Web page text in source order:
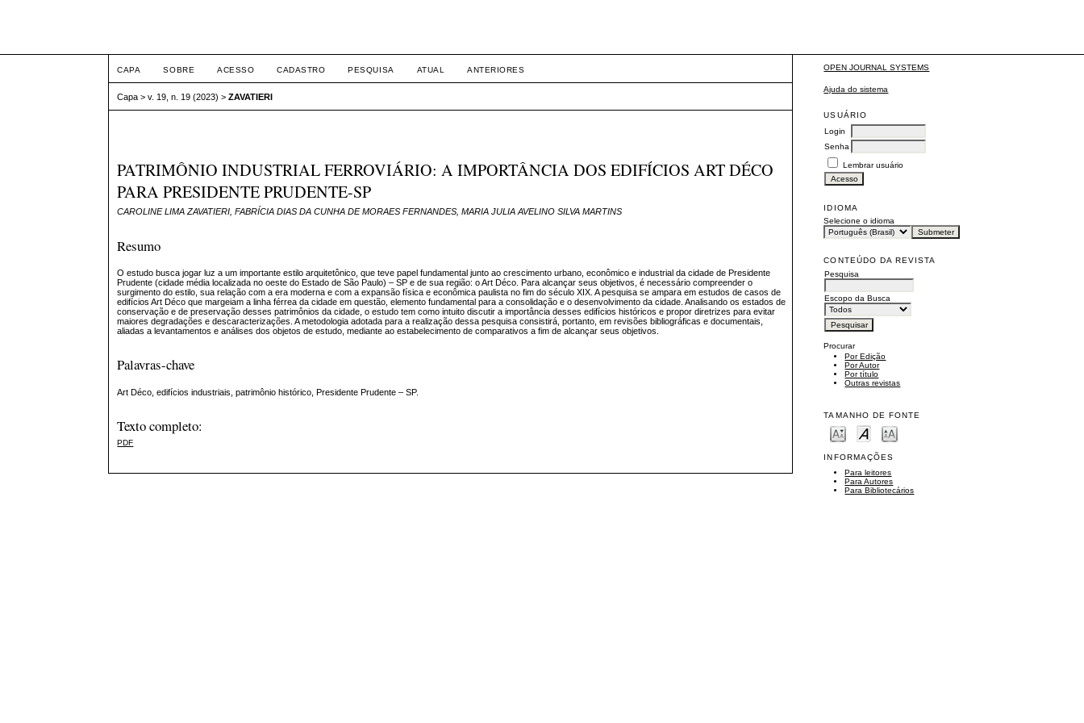
OPEN JOURNAL SYSTEMS
Ajuda do sistema
USUÁRIO
Login
Senha
Lembrar usuário
IDIOMA
Selecione o idioma
CONTEÚDO DA REVISTA
Pesquisa
Escopo da Busca
Procurar
Por Edição
Por Autor
Por título
Outras revistas
TAMANHO DE FONTE
INFORMAÇÕES
Para leitores
Para Autores
Para Bibliotecários
CAPA SOBRE ACESSO CADASTRO PESQUISA ATUAL ANTERIORES
Capa >v. 19, n. 19 (2023) >ZAVATIERI
PATRIMÔNIO INDUSTRIAL FERROVIÁRIO: A IMPORTÂNCIA DOS EDIFÍCIOS ART DÉCO
PARA PRESIDENTE PRUDENTE-SP
CAROLINE LIMA ZAVATIERI, FABRÍCIA DIAS DA CUNHA DE MORAES FERNANDES, MARIA JULIA AVELINO SILVA MARTINS
Resumo
O estudo busca jogar luz a um importante estilo arquitetônico, que teve papel fundamental junto ao crescimento urbano, econômico e industrial da cidade de Presidente
Prudente (cidade média localizada no oeste do Estado de São Paulo) – SP e de sua região: o Art Déco. Para alcançar seus objetivos, é necessário compreender o
surgimento do estilo, sua relação com a era moderna e com a expansão física e econômica paulista no fim do século XIX. A pesquisa se ampara em estudos de casos de
edifícios Art Déco que margeiam a linha férrea da cidade em questão, elemento fundamental para a consolidação e o desenvolvimento da cidade. Analisando os estados de
conservação e de preservação desses patrimônios da cidade, o estudo tem como intuito discutir a importância desses edifícios históricos e propor diretrizes para evitar
maiores degradações e descaracterizações. A metodologia adotada para a realização dessa pesquisa consistirá, portanto, em revisões bibliográficas e documentais,
aliadas a levantamentos e análises dos objetos de estudo, mediante ao estabelecimento de comparativos a fim de alcançar seus objetivos.
Palavras-chave
Art Déco, edifícios industriais, patrimônio histórico, Presidente Prudente – SP.
Texto completo:
PDF